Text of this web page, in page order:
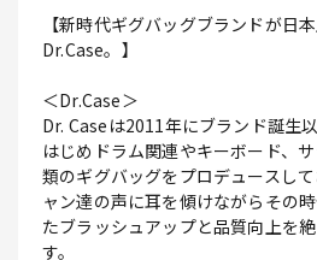
【新時代ギグバッグブランドが日
Dr.Case。】
＜Dr.Case＞
Dr. Caseは2011年にブランド誕生
はじめドラム関連やキーボード、
類のギグバッグをプロデュースし
ャン達の声に耳を傾けながらその
たブラッシュアップと品質向上を
す。